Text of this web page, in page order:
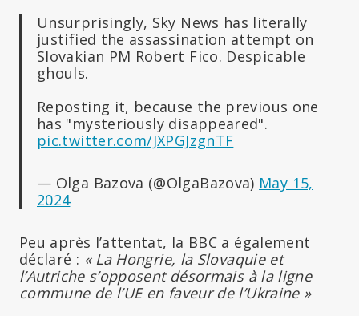
Unsurprisingly, Sky News has literally
justified the assassination attempt on
Slovakian PM Robert Fico. Despicable
ghouls.
Reposting it, because the previous one
has "mysteriously disappeared".
pic.twitter.com/JXPGJzgnTF
— Olga Bazova (@OlgaBazova) May 15,
2024
Peu après l’attentat, la BBC a également
déclaré : « La Hongrie, la Slovaquie et
l’Autriche s’opposent désormais à la ligne
commune de l’UE en faveur de l’Ukraine »